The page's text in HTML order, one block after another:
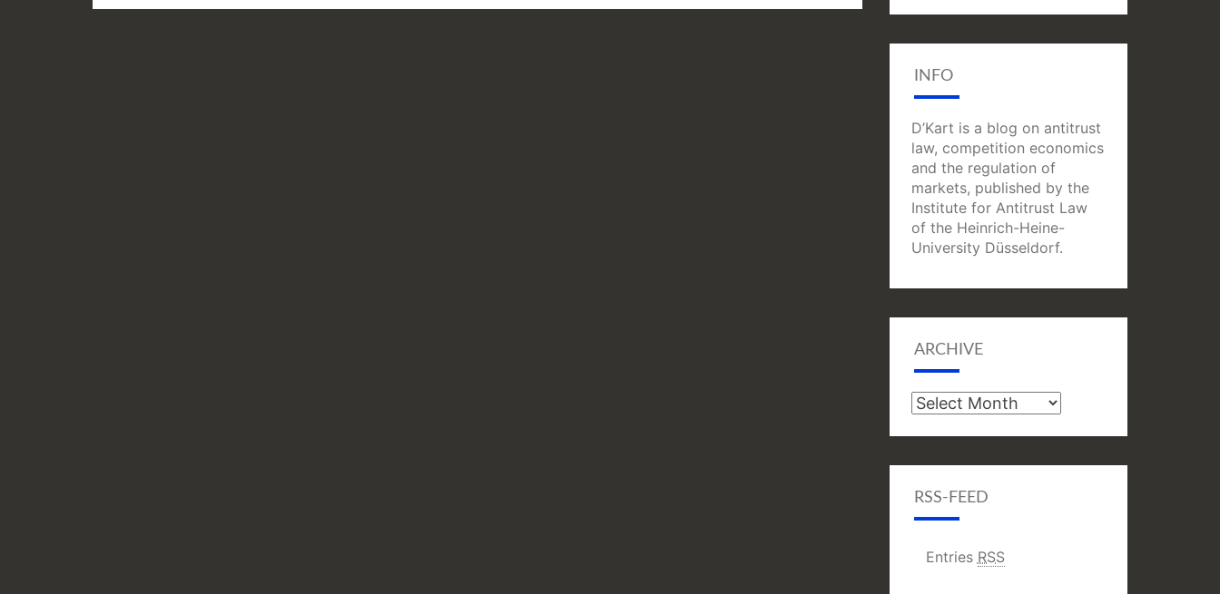
INFO
D’Kart is a blog on antitrust
law, competition economics
and the regulation of
markets, published by the
Institute for Antitrust Law
of the Heinrich-Heine-
University Düsseldorf.
ARCHIVE
Archive
RSS-FEED
Entries RSS